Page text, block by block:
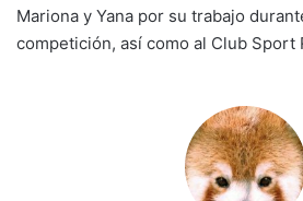
Mariona y Yana por su trabajo
competición, así como al Club Sport